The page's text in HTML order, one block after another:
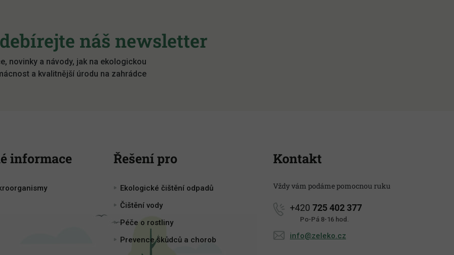
náš newsletter
novinky a návody, jak na ekologickou
a kvalitnější úrodu na zahrádce
informace Řešení pro
Ekologické čištění odpadů
Čištění vody
Péče o rostliny
Prevence škůdců a chorob
Kontakt
Vždy vám podáme pomocnou ruku
+420 725 402 377
Po-Pá 8-16 hod.
info@zeleko.cz